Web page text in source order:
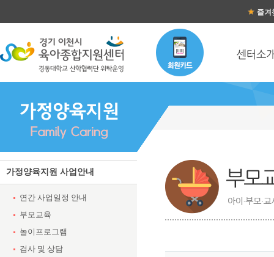
즐겨
가정양육지원 사업안내
연간 사업일정 안내
부모교육
놀이프로그램
검사 및 상담